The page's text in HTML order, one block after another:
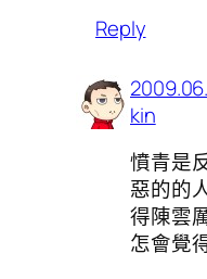
Reply
kin
憤青是
惡的的
得陳雲
怎會覺